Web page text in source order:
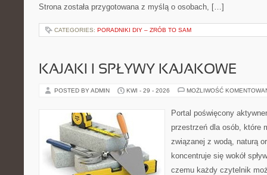
Strona została przygotowana z myślą o osobach, […]
CATEGORIES: PORADNIKI DIY – ZRÓB TO SAM
KAJAKI I SPŁYWY KAJAKOWE
POSTED BY ADMIN KWI - 29 - 2026 MOŻLIWOŚĆ
Portal poświęcony
przestrzeń dla osób, które
związanej z wodą, naturą
koncentruje się wokół
czemu każdy czytelnik